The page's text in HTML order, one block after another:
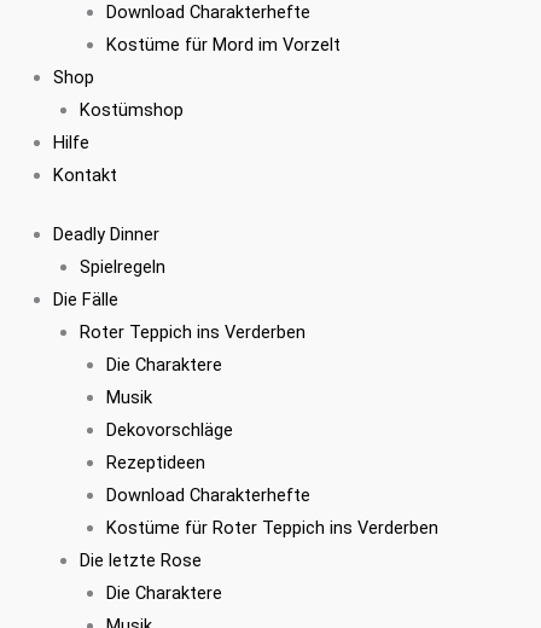
Download Charakterhefte
Kostüme für Mord im Vorzelt
Shop
Kostümshop
Hilfe
Kontakt
Deadly Dinner
Spielregeln
Die Fälle
Roter Teppich ins Verderben
Die Charaktere
Musik
Dekovorschläge
Rezeptideen
Download Charakterhefte
Kostüme für Roter Teppich ins Verderben
Die letzte Rose
Die Charaktere